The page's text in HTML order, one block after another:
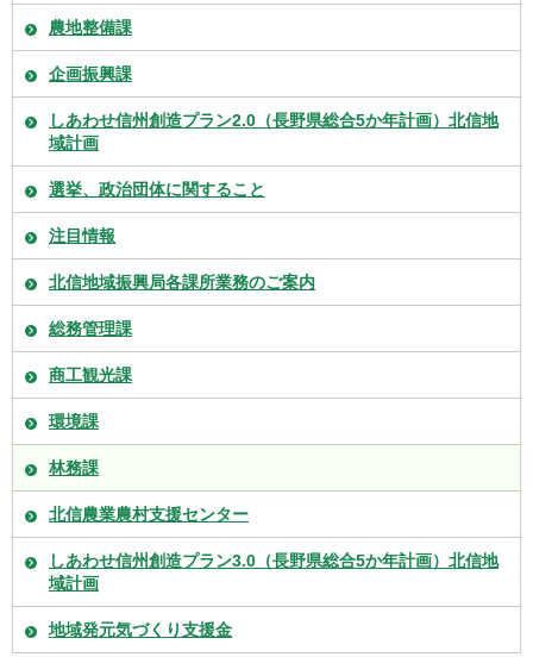
農地整備課
企画振興課
しあわせ信州創造プラン2.0（長野県総合5か年計画）北信地
域計画
選挙、政治団体に関すること
注目情報
北信地域振興局各課所業務のご案内
総務管理課
商工観光課
環境課
林務課
北信農業農村支援センター
しあわせ信州創造プラン3.0（長野県総合5か年計画）北信地
域計画
地域発元気づくり支援金